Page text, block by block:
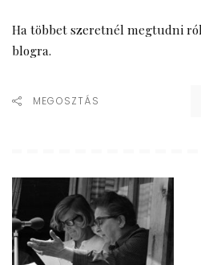
Ha többet szeretnél megtudni
blogra.
MEGOSZTÁS